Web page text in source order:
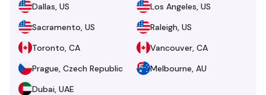
Dallas, US
Los Angeles, US
Sacramento, US
Raleigh, US
Toronto, CA
Vancouver, CA
Prague, Czech Republic
Melbourne, AU
Dubai, UAE